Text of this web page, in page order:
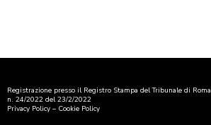
Registrazione presso il Registro Stampa del Tribunale di Roma
n. 24/2022 del 23/2/2022
Privacy Policy – Cookie Policy